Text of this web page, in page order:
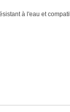
à l'eau et